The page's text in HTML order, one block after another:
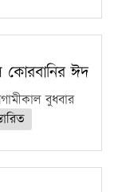
কোরবানির ঈদ
বুধবার